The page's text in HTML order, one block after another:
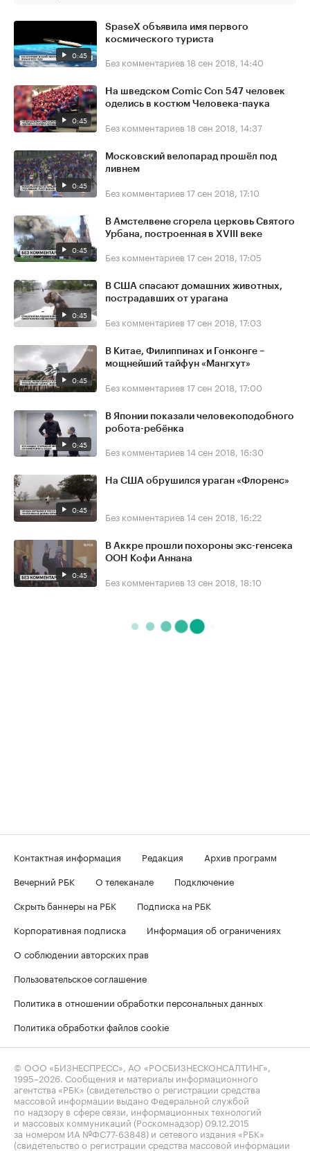
0:45
SpaseX объявила имя первого
космического туриста
Без комментариев 18 сен 2018, 14:40
0:45
На шведском Comic Con 547 человек
оделись в костюм Человека-паука
Без комментариев 18 сен 2018, 14:37
0:45
Московский велопарад прошёл под
ливнем
Без комментариев 17 сен 2018, 17:10
0:45
В Амстелвене сгорела церковь Святого
Урбана, построенная в XVIII веке
Без комментариев 17 сен 2018, 17:05
0:45
В США спасают домашних животных,
пострадавших от урагана
Без комментариев 17 сен 2018, 17:03
0:45
В Китае, Филиппинах и Гонконге –
мощнейший тайфун «Мангхут»
Без комментариев 17 сен 2018, 17:00
0:45
В Японии показали человекоподобного
робота-ребёнка
Без комментариев 14 сен 2018, 16:30
0:45
На США обрушился ураган «Флоренс»
Без комментариев 14 сен 2018, 16:22
0:45
В Аккре прошли похороны экс-генсека
ООН Кофи Аннана
Без комментариев 13 сен 2018, 18:10
Контактная информация Редакция
Архив программ
Вечерний РБК
О телеканале
Подключение
Скрыть баннеры на РБК
Подписка на РБК
Корпоративная подписка
Информация об ограничениях
О соблюдении авторских прав
Пользовательское соглашение
Политика в отношении обработки персональных данных
Политика обработки файлов cookie
© ООО «БИЗНЕСПРЕСС», АО «РОСБИЗНЕСКОНСАЛТИНГ»,
1995–2026 . Сообщения и материалы информационного
агентства «РБК» (свидетельство о регистрации средства
массовой информации выдано Федеральной службой
по надзору в сфере связи, информационных технологий
и массовых коммуникаций (Роскомнадзор) 09.12.2015
за номером ИА №ФС77-63848) и сетевого издания «РБК»
(свидетельство о регистрации средства массовой информации